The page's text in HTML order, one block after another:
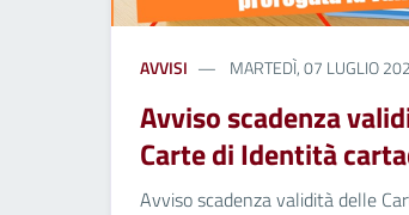
AVVISI MARTEDÌ, 07 LUGLIO
Avviso scadenza
Carte di Identità
Avviso scadenza validità delle